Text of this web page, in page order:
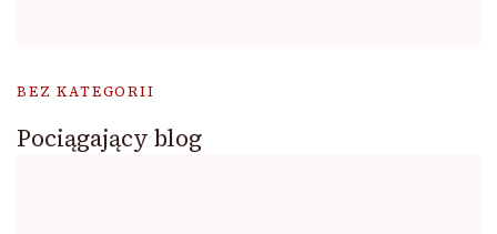
BEZ KATEGORII
Pociągający blog